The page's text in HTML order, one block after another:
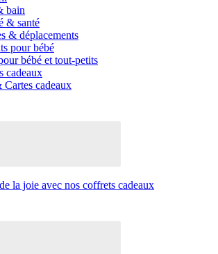
bain
& santé
& déplacements
pour bébé
bébé et tout-petits
cadeaux
Cartes cadeaux
la joie avec nos coffrets cadeaux